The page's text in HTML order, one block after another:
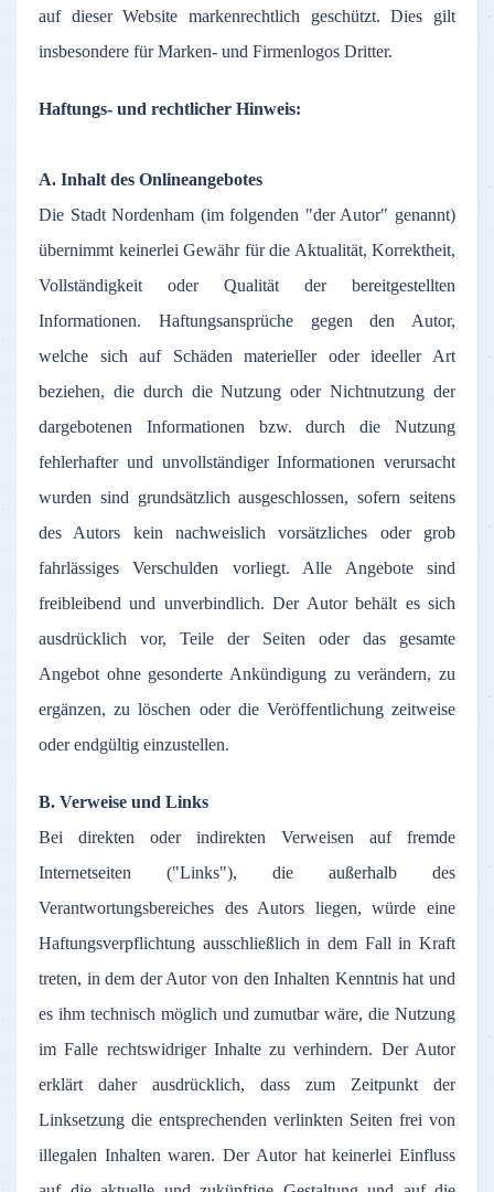
auf dieserWebsitemarkenrechtlich geschützt. Dies gilt
insbesondere für Marken- und Firmenlogos Dritter.
Haftungs- und rechtlicher Hinweis:
A. Inhalt des Onlineangebotes
Die Stadt Nordenham (im folgenden "der Autor" genannt)
übernimmt keinerlei Gewähr fürdie Aktualität, Korrektheit,
Vollständigkeit
oder Qualität der
bereitgestellten
Informationen. Haftungsansprüche gegen den Autor,
welche
sich auf Schäden materieller oder ideellerArt
beziehen, die durch dieNutzung oder Nichtnutzung der
dargebotenen
Informationen bzw.durch dieNutzung
fehlerhafterund unvollständiger Informationen verursacht
wurden sind grundsätzlich ausgeschlossen,sofern seitens
des Autors kein nachweislich vorsätzliches oder
grob
fahrlässiges
Verschulden vorliegt. Alle Angebote
sind
freibleibend und unverbindlich.Der Autor behält es sich
ausdrücklich
vor, Teile der Seiten oder das
gesamte
Angebot ohne gesonderte Ankündigung zu verändern,zu
ergänzen,zu löschen oderdie Veröffentlichung zeitweise
oder endgültig einzustellen.
B. Verweise und Links
Bei
direkten oder indirekten Verweisen auf
fremde
Internetseiten ("Links"), die außerhalb des
Verantwortungsbereiches des Autors liegen,würde eine
Haftungsverpflichtung ausschließlich indem Fall in Kraft
treten, indem der Autorvon denInhalten Kenntnishat und
es ihm technisch möglich undzumutbar wäre, die Nutzung
im Falle rechtswidriger Inhalte zu verhindern. Der Autor
erklärt
daher ausdrücklich, dass zum Zeitpunkt
der
Linksetzung die entsprechenden verlinkten Seiten frei von
illegalen Inhalten waren.Der Autorhatkeinerlei Einfluss